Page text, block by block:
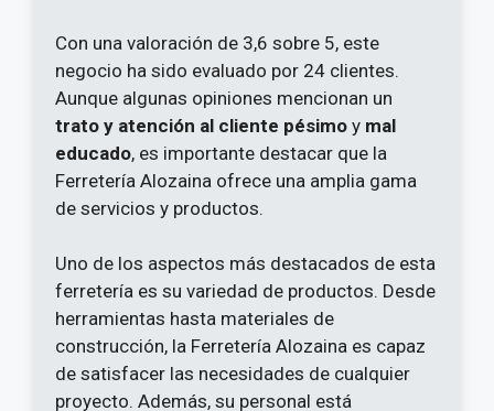
Con una valoración de 3,6 sobre 5, este
negocio ha sido evaluado por 24 clientes.
Aunque algunas opiniones mencionan un
trato y atención al cliente pésimo y mal
educado, es importante destacar que la
Ferretería Alozaina ofrece una amplia gama
de servicios y productos.
Uno de los aspectos más destacados de esta
ferretería es su variedad de productos. Desde
herramientas hasta materiales de
construcción, la Ferretería Alozaina es capaz
de satisfacer las necesidades de cualquier
proyecto. Además, su personal está